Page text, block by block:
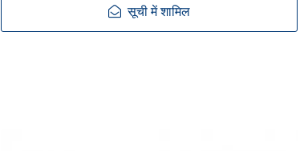
सूची में शामिल